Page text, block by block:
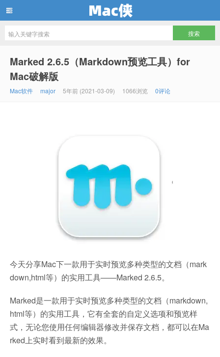
Marked 2.6.5（Markdown预览工具）for
Mac破解版
Mac软件 major 5年前 (2021-03-09) 1066浏览 0评论
今天分享Mac下一款用于实时预览多种类型的文档（mark
down,html等）的实用工具——Marked 2.6.5。
Marked是一款用于实时预览多种类型的文档（markdown,
html等）的实用工具，它有全套的自定义选项和预览样
式，无论您使用任何编辑器修改并保存文档，都可以在Ma
rked上实时看到最新的效果。